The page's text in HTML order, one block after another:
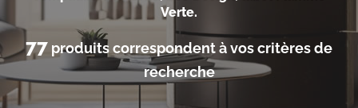
Verte.
77 produits correspondent à vos critères de
recherche